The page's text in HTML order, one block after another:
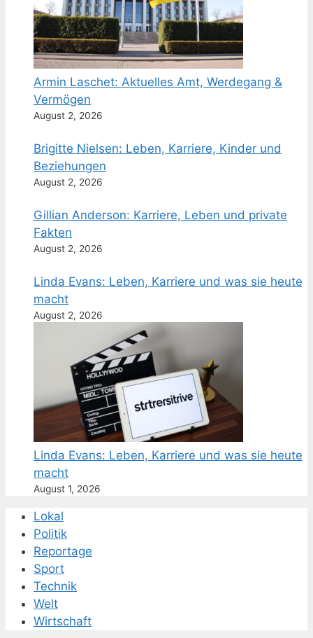
Armin Laschet: Aktuelles Amt, Werdegang &
Vermögen
August 2, 2026
Brigitte Nielsen: Leben, Karriere, Kinder und
Beziehungen
August 2, 2026
Gillian Anderson: Karriere, Leben und private
Fakten
August 2, 2026
Linda Evans: Leben, Karriere und was sie heute
macht
August 2, 2026
Linda Evans: Leben, Karriere und was sie heute
macht
August 1, 2026
Lokal
Politik
Reportage
Sport
Technik
Welt
Wirtschaft